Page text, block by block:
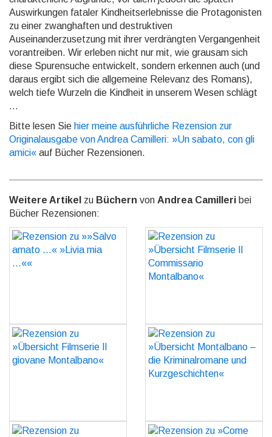
Auswirkungen fataler Kindheitserlebnisse die Protagonisten
zu einer zwanghaften und destruktiven
Auseinanderzusetzung mit ihrer verdrängten Vergangenheit
vorantrei­ben. Wir erleben nicht nur mit, wie grausam sich
diese Spurensuche entwickelt, sondern erkennen auch (und
daraus ergibt sich die allgemeine Relevanz des Romans),
welch tiefe Wurzeln die Kindheit in unse­rem Wesen schlägt
…
Bitte lesen Sie hier meine ausführliche Rezension zur
Originalausgabe von Andrea Camilleri: »Un sabato, con gli
amici« auf Bücher Rezensionen.
Weitere Artikel zu Büchern von Andrea Camilleri bei
Bücher Rezensionen:
Rezension zu »»Salvo
amato ...« »Livia mia
Rezension zu »Übersicht
Filmserie Il Commissario
Montalbano«
Rezension zu »Übersicht
Filmserie Il giovane
Montalbano«
Rezension zu »Übersicht
Montalbano – die
Kriminalromane und
Kurzgeschichten«
Rezension zu
Rezension zu »Come